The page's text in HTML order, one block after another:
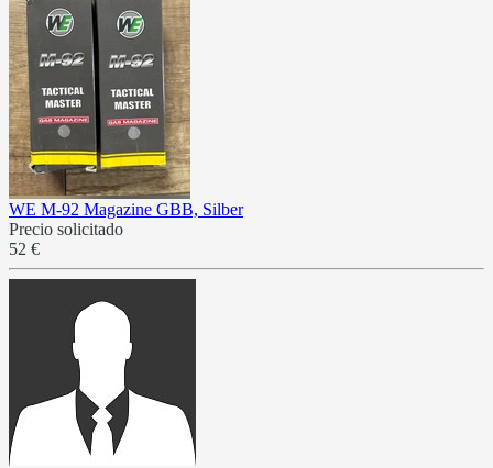
WE M-92 Magazine GBB, Silber
Precio solicitado
52 €